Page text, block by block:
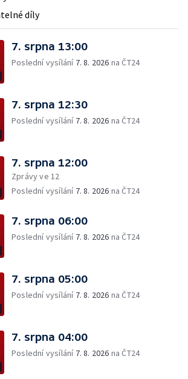
díly
7. srpna 13:00
Poslední vysílání 7. 8. 2026 na ČT24
7. srpna 12:30
Poslední vysílání 7. 8. 2026 na ČT24
7. srpna 12:00
Zprávy ve 12
Poslední vysílání 7. 8. 2026 na ČT24
7. srpna 06:00
Poslední vysílání 7. 8. 2026 na ČT24
7. srpna 05:00
Poslední vysílání 7. 8. 2026 na ČT24
7. srpna 04:00
Poslední vysílání 7. 8. 2026 na ČT24